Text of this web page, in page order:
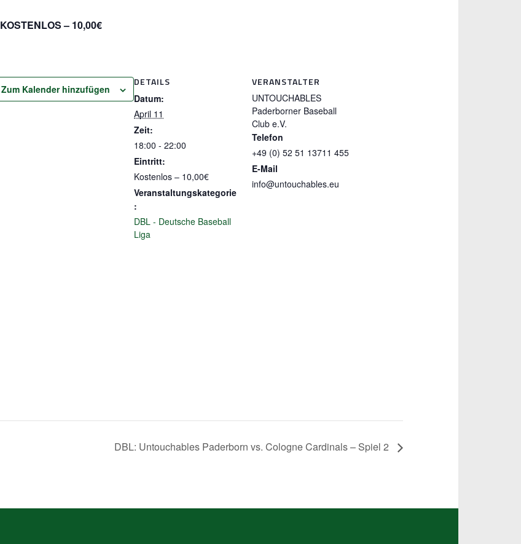
KOSTENLOS – 10,00€
Zum Kalender hinzufügen
DETAILS
Datum:
April 11
Zeit:
18:00 - 22:00
Eintritt:
Kostenlos – 10,00€
Veranstaltungskategorie
:
DBL - Deutsche Baseball
Liga
VERANSTALTER
UNTOUCHABLES
Paderborner Baseball
Club e.V.
Telefon
+49 (0) 52 51 13711 455
E-Mail
info@untouchables.eu
DBL: Untouchables Paderborn vs. Cologne Cardinals – Spiel 2